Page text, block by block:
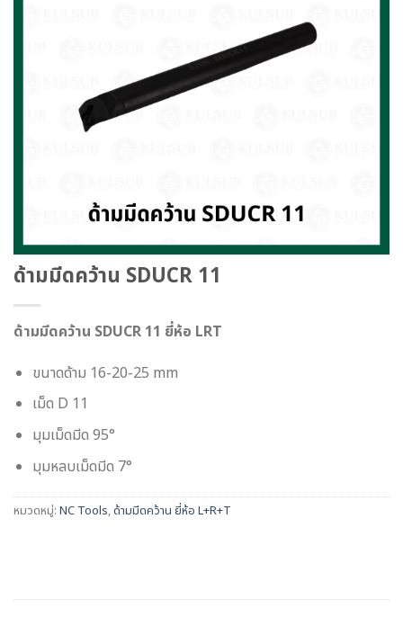
ด้ามมีดคว้าน SDUCR 11
ด้ามมีดคว้าน SDUCR 11 ยี่ห้อ LRT
ขนาดด้าม 16-20-25 mm
เม็ด D 11
มุมเม็ดมีด 95°
มุมหลบเม็ดมีด 7°
หมวดหมู่: NC Tools,ด้ามมีดคว้าน ยี่ห้อ L+R+T